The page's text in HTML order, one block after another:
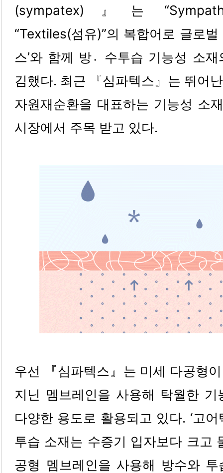
(sympatex)』는
“Textiles(섬유)”의 복합어로 글로
스’와 함께 방수〮투습 기능성 소재
김했다. 최근 『심파텍스』는 뛰
자원재순환을 대표하는 기능성 소
시장에서 주목 받고 있다.
우선 『심파텍스』는 미세 다공형
지닌 멤브레인을 사용해 탁월한
다양한 용도로 활용되고 있다. ‘고
투습 소재는 수증기 입자보다 크고
공형 멤브레인을 사용해 방수와